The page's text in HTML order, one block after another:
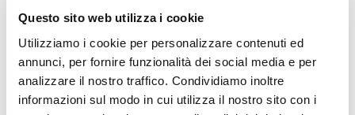
Questo sito web utilizza i cookie
Utilizziamo i cookie per personalizzare contenuti ed
annunci, per fornire funzionalità dei social media e per
analizzare il nostro traffico. Condividiamo inoltre
informazioni sul modo in cui utilizza il nostro sito con i